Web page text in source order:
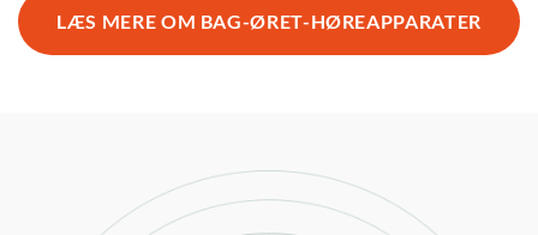
LÆS MERE OM BAG-ØRET-HØREAPPARATER